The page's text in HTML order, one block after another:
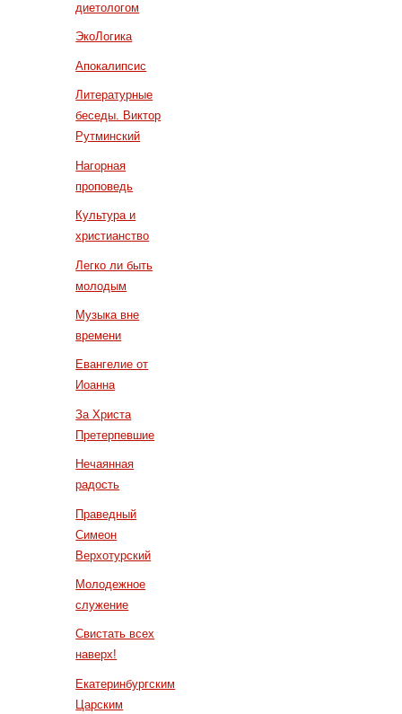
диетологом
ЭкоЛогика
Апокалипсис
Литературные
беседы. Виктор
Рутминский
Нагорная
проповедь
Культура и
христианство
Легко ли быть
молодым
Музыка вне
времени
Евангелие от
Иоанна
За Христа
Претерпевшие
Нечаянная
радость
Праведный
Симеон
Верхотурский
Молодежное
служение
Свистать всех
наверх!
Екатеринбургским
Царским